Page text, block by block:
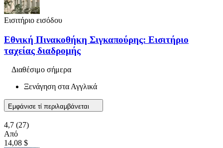
Εισιτήριο εισόδου
Εθνική Πινακοθήκη Σιγκαπούρης: Εισιτήριο
ταχείας διαδρομής
Διαθέσιμο σήμερα
Ξενάγηση στα Αγγλικά
Εμφάνισε τί περιλαμβάνεται
4,7 (27)
Από
14,08 $